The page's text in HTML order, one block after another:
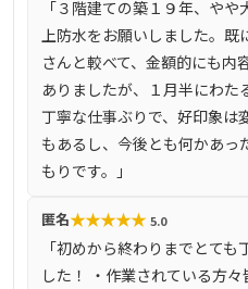
は、公式サイトや問い合わ
「３階建ての築１９年、や
上防水をお願いしました。
さんと較べて、金額的にも内
ありましたが、１月半にわた
丁寧な仕事ぶりで、好印象は
もあるし、今後とも何かあっ
もりです。」
匿名★★★★★ 5.0
「初めから終わりまでとて
した！ ・作業されている方